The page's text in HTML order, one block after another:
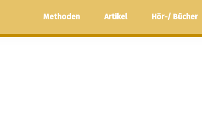
Methoden Artikel Hör-/ Bücher